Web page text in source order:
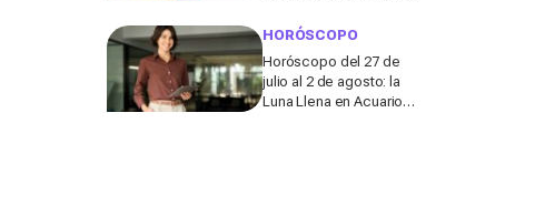
de actuar
HORÓSCOPO
Horóscopo del 27 de
julio al 2 de agosto: la
Luna Llena en Acuario